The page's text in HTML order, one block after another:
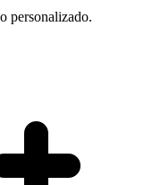
personalizado.